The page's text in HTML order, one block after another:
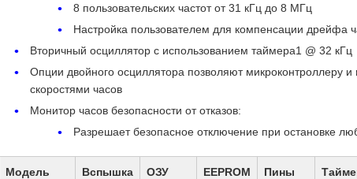
8 пользовательских частот от 31 кГц до 8 МГц
Настройка пользователем для компенсации дрейфа
Вторичный осциллятор с использованием таймера1 @ 32 кГц
Опции двойного осциллятора позволяют микроконтроллеру
скоростями часов
Монитор часов безопасности от отказов:
Разрешает безопасное отключение при остановке
Модель
Вспышка
ОЗУ
EEPROM
Пины